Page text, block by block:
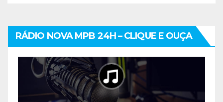
RÁDIO NOVA MPB 24H – CLIQUE E OUÇA